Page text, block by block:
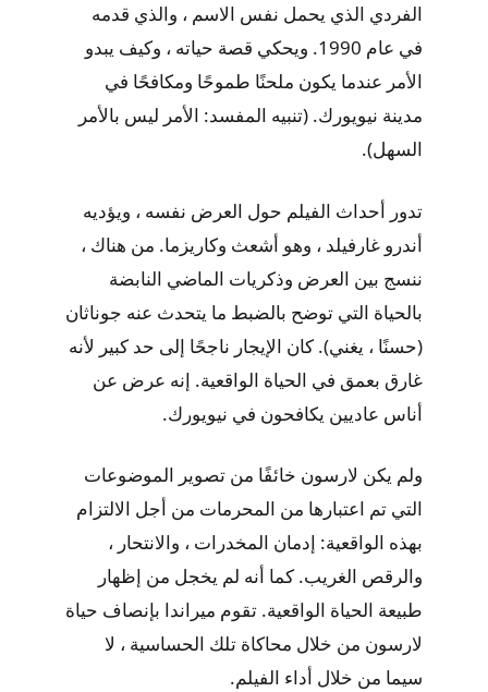
الفردي الذي يحمل نفس الاسم ، والذي قدمه
في عام 1990. ويحكي قصة حياته ، وكيف يبدو
الأمر عندما يكون ملحنًا طموحًا ومكافحًا في
مدينة نيويورك. (تنبيه المفسد: الأمر ليس بالأمر
السهل).
تدور أحداث الفيلم حول العرض نفسه ، ويؤديه
أندرو غارفيلد ، وهو أشعث وكاريزما. من هناك ،
ننسج بين العرض وذكريات الماضي النابضة
بالحياة التي توضح بالضبط ما يتحدث عنه جوناثان
(حسنًا ، يغني). كان الإيجار ناجحًا إلى حد كبير لأنه
غارق بعمق في الحياة الواقعية. إنه عرض عن
أناس عاديين يكافحون في نيويورك.
ولم يكن لارسون خائفًا من تصوير الموضوعات
التي تم اعتبارها من المحرمات من أجل الالتزام
بهذه الواقعية: إدمان المخدرات ، والانتحار ،
والرقص الغريب. كما أنه لم يخجل من إظهار
طبيعة الحياة الواقعية. تقوم ميراندا بإنصاف حياة
لارسون من خلال محاكاة تلك الحساسية ، لا
سيما من خلال أداء الفيلم.